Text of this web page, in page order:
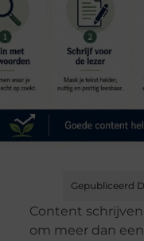
Gepubliceerd
Content
om meer dan